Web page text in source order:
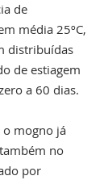
de
média 25ºC,
distribuídas
de estiagem
a 60 dias.
mogno já
no
por